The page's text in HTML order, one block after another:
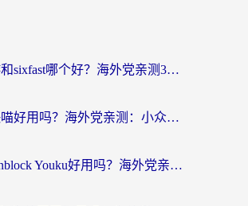
雷神手游和sixfast哪个好？海外党亲测3款回国加速器，教你选对不踩坑
穿梭和快喵好用吗？海外党亲测：小众加速器对比+番茄加速器深度体验
云极和Unblock Youku好用吗？海外党亲测+2026回国加速器避坑指南